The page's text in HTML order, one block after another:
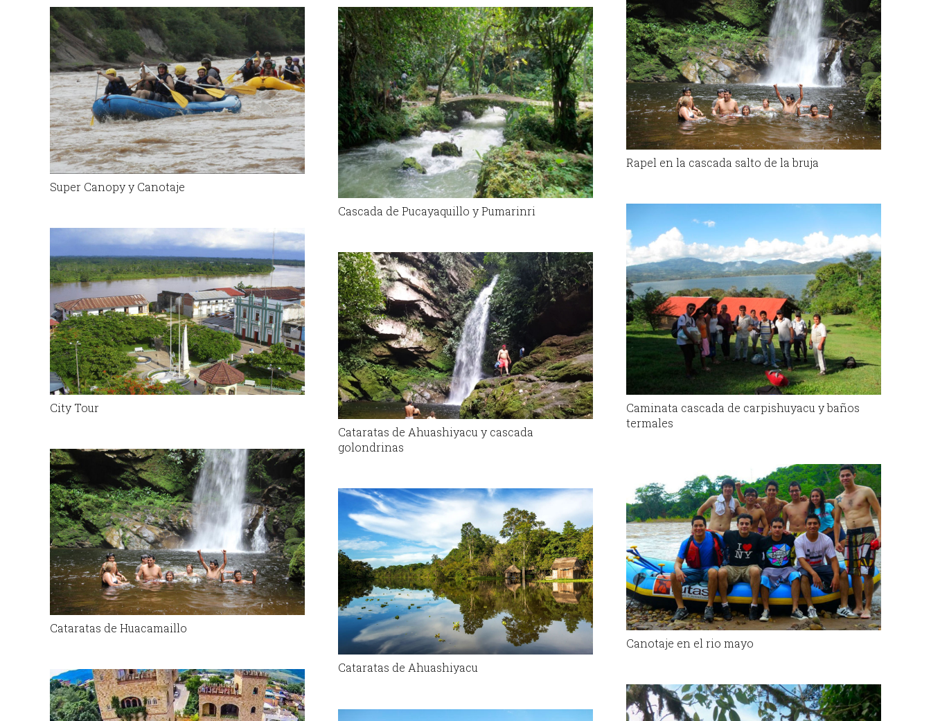
Rapel en la cascada salto de la bruja
Super Canopy y Canotaje
Cascada de Pucayaquillo y Pumarinri
Caminata cascada de carpishuyacu y baños
termales
City Tour
Cataratas de Ahuashiyacu y cascada
golondrinas
Cataratas de Huacamaillo
Canotaje en el rio mayo
Cataratas de Ahuashiyacu